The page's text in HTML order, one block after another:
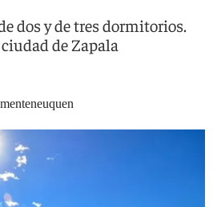
dos y de tres dormitorios.
de Zapala